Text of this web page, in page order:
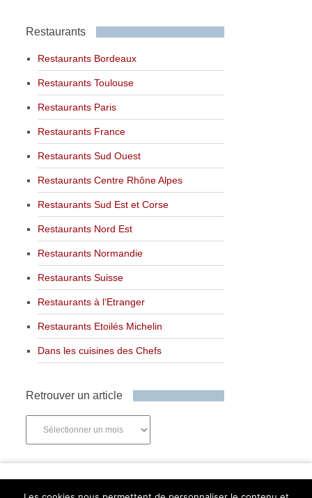
Restaurants
Restaurants Bordeaux
Restaurants Toulouse
Restaurants Paris
Restaurants France
Restaurants Sud Ouest
Restaurants Centre Rhône Alpes
Restaurants Sud Est et Corse
Restaurants Nord Est
Restaurants Normandie
Restaurants Suisse
Restaurants à l’Etranger
Restaurants Etoilés Michelin
Dans les cuisines des Chefs
Retrouver un article